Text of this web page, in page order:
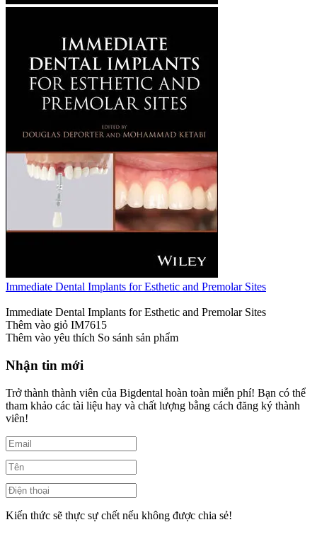
Immediate Dental Implants for Esthetic and Premolar Sites
Immediate Dental Implants for Esthetic and Premolar Sites
Thêm vào giỏ IM7615
Thêm vào yêu thích So sánh sản phẩm
Nhận tin mới
Trở thành thành viên của Bigdental hoàn toàn miễn phí! Bạn có thể
tham khảo các tài liệu hay và chất lượng bằng cách đăng ký thành
viên!
Kiến thức sẽ thực sự chết nếu không được chia sẻ!